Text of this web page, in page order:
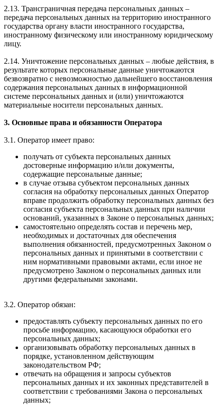
2.13. Трансграничная передача персональных данных –
передача персональных данных на территорию иностранного
государства органу власти иностранного государства,
иностранному физическому или иностранному юридическому
лицу.
2.14. Уничтожение персональных данных – любые действия, в
результате которых персональные данные уничтожаются
безвозвратно с невозможностью дальнейшего восстановления
содержания персональных данных в информационной
системе персональных данных и (или) уничтожаются
материальные носители персональных данных.
3. Основные права и обязанности Оператора
3.1. Оператор имеет право:
получать от субъекта персональных данных
достоверные информацию и/или документы,
содержащие персональные данные;
в случае отзыва субъектом персональных данных
согласия на обработку персональных данных Оператор
вправе продолжить обработку персональных данных без
согласия субъекта персональных данных при наличии
оснований, указанных в Законе о персональных данных;
самостоятельно определять состав и перечень мер,
необходимых и достаточных для обеспечения
выполнения обязанностей, предусмотренных Законом о
персональных данных и принятыми в соответствии с
ним нормативными правовыми актами, если иное не
предусмотрено Законом о персональных данных или
другими федеральными законами.
3.2. Оператор обязан:
предоставлять субъекту персональных данных по его
просьбе информацию, касающуюся обработки его
персональных данных;
организовывать обработку персональных данных в
порядке, установленном действующим
законодательством РФ;
отвечать на обращения и запросы субъектов
персональных данных и их законных представителей в
соответствии с требованиями Закона о персональных
данных;